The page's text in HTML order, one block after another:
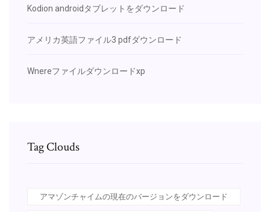
Kodion androidタブレットをダウンロード
アメリカ英語ファイル3 pdfダウンロード
Wnereファイルダウンロードxp
Tag Clouds
アマゾンチャイムの現在のバージョンをダウンロード